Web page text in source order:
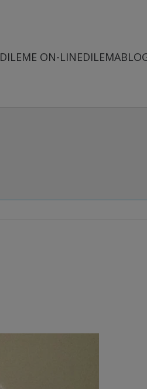
DILEME ON-LINE